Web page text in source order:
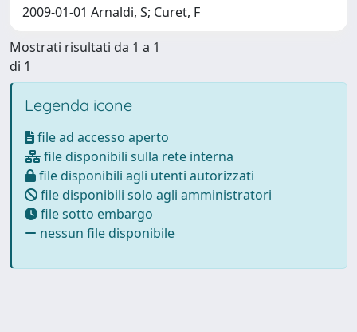
2009-01-01 Arnaldi, S; Curet, F
Mostrati risultati da 1 a 1
di 1
Legenda icone
file ad accesso aperto
file disponibili sulla rete interna
file disponibili agli utenti autorizzati
file disponibili solo agli amministratori
file sotto embargo
nessun file disponibile